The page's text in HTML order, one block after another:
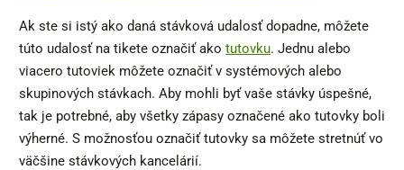
Ak ste si istý ako daná stávková udalosť dopadne, môžete
túto udalosť na tikete označiť ako tutovku. Jednu alebo
viacero tutoviek môžete označiť v systémových alebo
skupinových stávkach. Aby mohli byť vaše stávky úspešné,
tak je potrebné, aby všetky zápasy označené ako tutovky boli
výherné. S možnosťou označiť tutovky sa môžete stretnúť vo
väčšine stávkových kancelárií.